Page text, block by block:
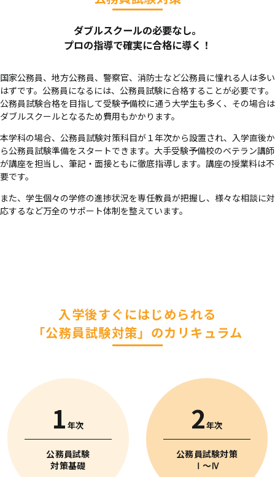
ダブルスクールの必要なし。
プロの指導で確実に合格に導く！
国家公務員、地方公務員、警察官、消防士など公務員に憧れる人は多い
はずです。公務員になるには、公務員試験に合格することが必要です。
公務員試験合格を目指して受験予備校に通う大学生も多く、その場合は
ダブルスクールとなるため費用もかかります。
本学科の場合、公務員試験対策科目が１年次から設置され、入学直後か
ら公務員試験準備をスタートできます。大手受験予備校のベテラン講師
が講座を担当し、筆記・面接ともに徹底指導します。講座の授業料は不
要です。
また、学生個々の学修の進捗状況を専任教員が把握し、様々な相談に対
応するなど万全のサポート体制を整えています。
入学後すぐにはじめられる
「公務員試験対策」のカリキュラム
1年次
公務員試験
対策基礎
2年次
公務員試験対策
Ⅰ〜Ⅳ